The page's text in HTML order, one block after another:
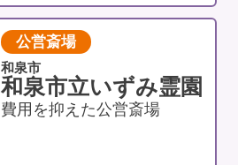
公営斎場
和泉市
和泉市立いずみ霊園
費用を抑えた公営斎場